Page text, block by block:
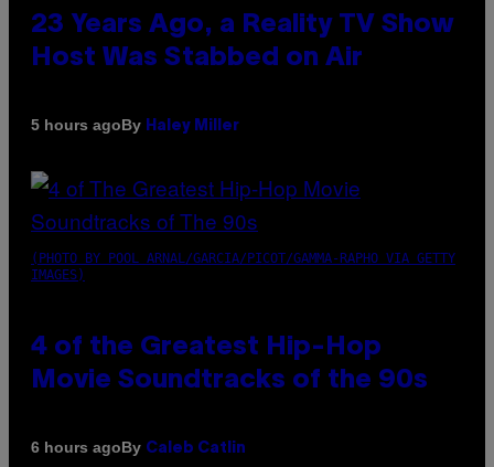
23 Years Ago, a Reality TV Show
Host Was Stabbed on Air
5 hours agoBy Haley Miller
(PHOTO BY POOL ARNAL/GARCIA/PICOT/GAMMA-RAPHO VIA GETTY
IMAGES)
4 of the Greatest Hip-Hop
Movie Soundtracks of the 90s
6 hours agoBy Caleb Catlin